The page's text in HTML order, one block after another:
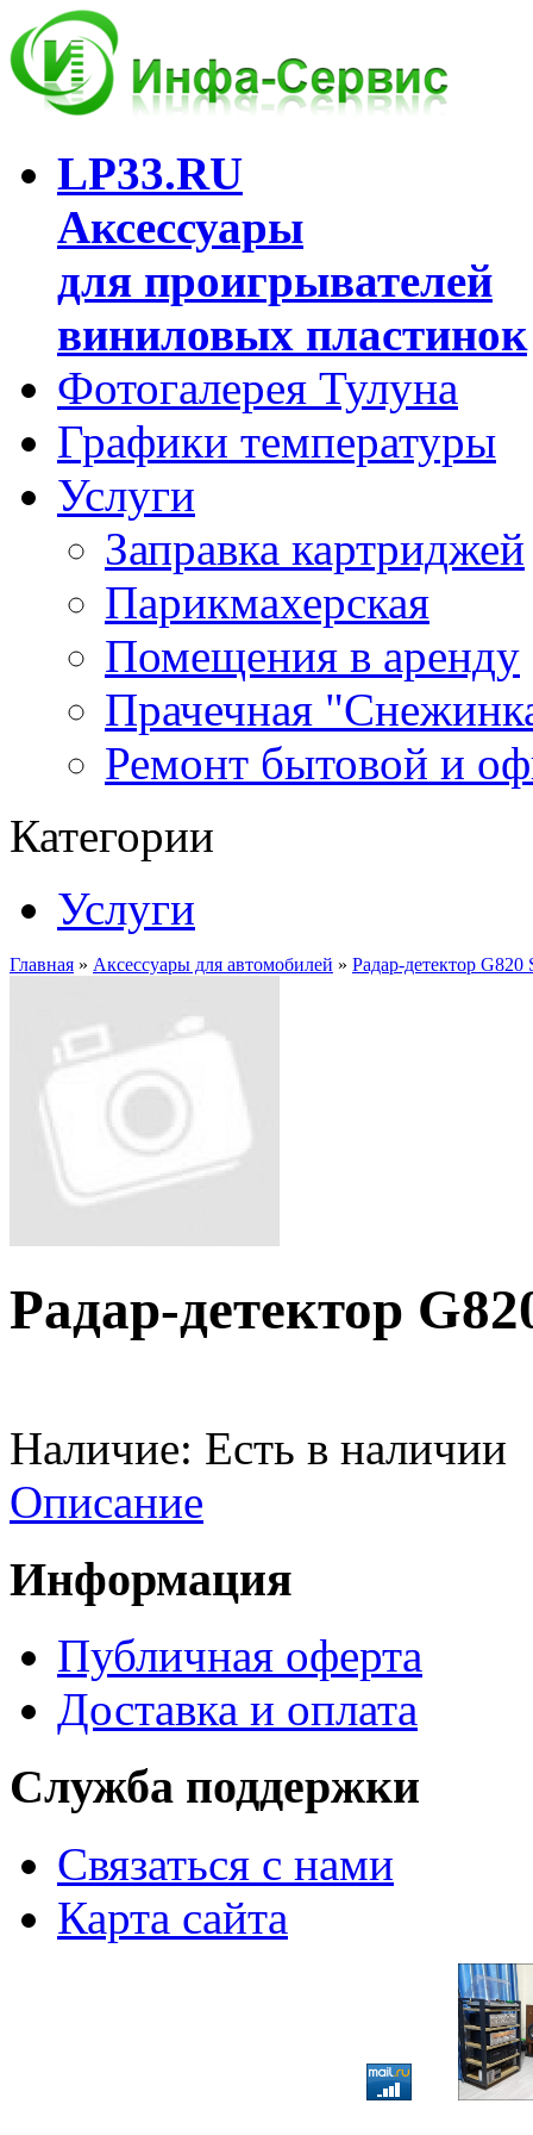
LP33.RU
Аксессуары
для проигрывателей
виниловых пластинок
Фотогалерея Тулуна
Графики температуры
Услуги
Заправка картриджей
Парикмахерская
Помещения в аренду
Прачечная
Ремонт бытовой и
Категории
Услуги
Главная » Аксессуары для автомобилей » Радар-детектор G820
Радар-детектор
Наличие: Есть в наличии
Описание
Информация
Публичная оферта
Доставка и оплата
Служба поддержки
Связаться с нами
Карта сайта